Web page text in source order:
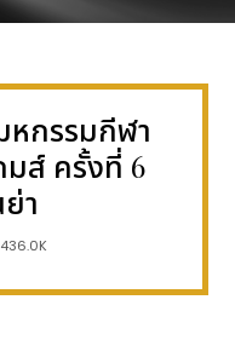
หกรรมกีฬา
มส์ ครั้งที่ 6
า
436.0K